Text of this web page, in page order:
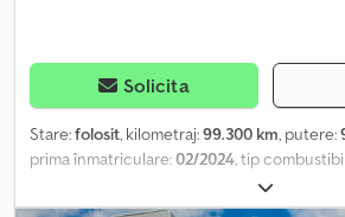
Solicita
Stare:folosit, kilometraj:99.300 km, putere:
prima înmatriculare:02/2024, tip
, următoarea inspecție (TÜV):
alb, tip de angrenaj:mecanic, clasă de